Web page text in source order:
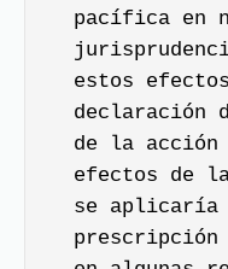
pacífica en
estos
declaración
de la acción
efectos de
se aplicaría
prescripción